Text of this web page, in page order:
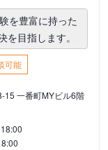
を豊富に持った
目指します。
可能
15 一番町MYビル6階